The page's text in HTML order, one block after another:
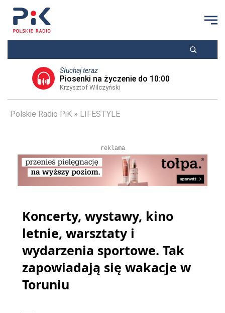
Słuchaj teraz
Piosenki na życzenie do 10:00
Krzysztof Wilczyński
Polskie Radio PiK LIFESTYLE
reklama
Koncerty, wystawy, kino
letnie, warsztaty i
wydarzenia sportowe. Tak
zapowiadają się wakacje w
Toruniu